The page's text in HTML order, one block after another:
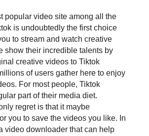
বাংলা
தமிழ்
ਪੰਜਾਬੀ
हिंदी
popular video site among all the
is undoubtedly the first choice
to stream and watch creative
show their incredible talents by
creative videos to Tiktok
of users gather here to enjoy
For most people, Tiktok
part of their media diet.
regret is that it maybe
you to save the videos you like. In
video downloader that can help